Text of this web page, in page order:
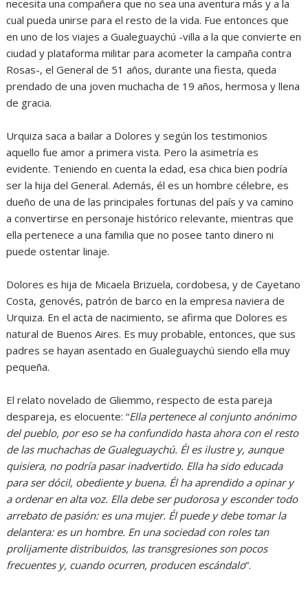
necesita una compañera que no sea una aventura más y a la
cual pueda unirse para el resto de la vida. Fue entonces que
en uno de los viajes a Gualeguaychú -villa a la que convierte en
ciudad y plataforma militar para acometer la campaña contra
Rosas-, el General de 51 años, durante una fiesta, queda
prendado de una joven muchacha de 19 años, hermosa y llena
de gracia.
Urquiza saca a bailar a Dolores y según los testimonios
aquello fue amor a primera vista. Pero la asimetría es
evidente. Teniendo en cuenta la edad, esa chica bien podría
ser la hija del General. Además, él es un hombre célebre, es
dueño de una de las principales fortunas del país y va camino
a convertirse en personaje histórico relevante, mientras que
ella pertenece a una familia que no posee tanto dinero ni
puede ostentar linaje.
Dolores es hija de Micaela Brizuela, cordobesa, y de Cayetano
Costa, genovés, patrón de barco en la empresa naviera de
Urquiza. En el acta de nacimiento, se afirma que Dolores es
natural de Buenos Aires. Es muy probable, entonces, que sus
padres se hayan asentado en Gualeguaychú siendo ella muy
pequeña.
El relato novelado de Gliemmo, respecto de esta pareja
despareja, es elocuente: “Ella pertenece al conjunto anónimo
del pueblo, por eso se ha confundido hasta ahora con el resto
de las muchachas de Gualeguaychú. Él es ilustre y, aunque
quisiera, no podría pasar inadvertido. Ella ha sido educada
para ser dócil, obediente y buena. Él ha aprendido a opinar y
a ordenar en alta voz. Ella debe ser pudorosa y esconder todo
arrebato de pasión: es una mujer. Él puede y debe tomar la
delantera: es un hombre. En una sociedad con roles tan
prolijamente distribuidos, las transgresiones son pocos
frecuentes y, cuando ocurren, producen escándalo”.